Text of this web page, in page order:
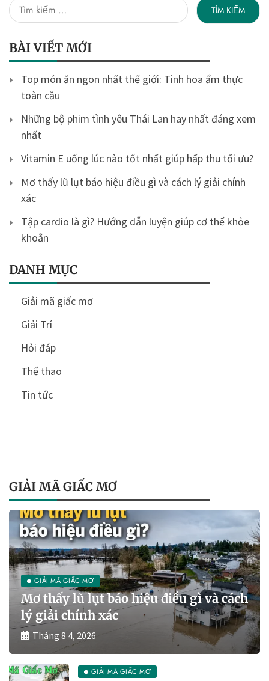
Tìm
kiếm
cho:
BÀI VIẾT MỚI
Top món ăn ngon nhất thế giới: Tinh hoa ẩm thực
toàn cầu
Những bộ phim tình yêu Thái Lan hay nhất đáng xem
nhất
Vitamin E uống lúc nào tốt nhất giúp hấp thu tối ưu?
Mơ thấy lũ lụt báo hiệu điều gì và cách lý giải chính
xác
Tập cardio là gì? Hướng dẫn luyện giúp cơ thể khỏe
khoắn
DANH MỤC
Giải mã giấc mơ
Giải Trí
Hỏi đáp
Thể thao
Tin tức
GIẢI MÃ GIẤC MƠ
GIẢI MÃ GIẤC MƠ
Mơ thấy lũ lụt báo hiệu điều gì và cách
lý giải chính xác
Tháng 8 4, 2026
GIẢI MÃ GIẤC MƠ